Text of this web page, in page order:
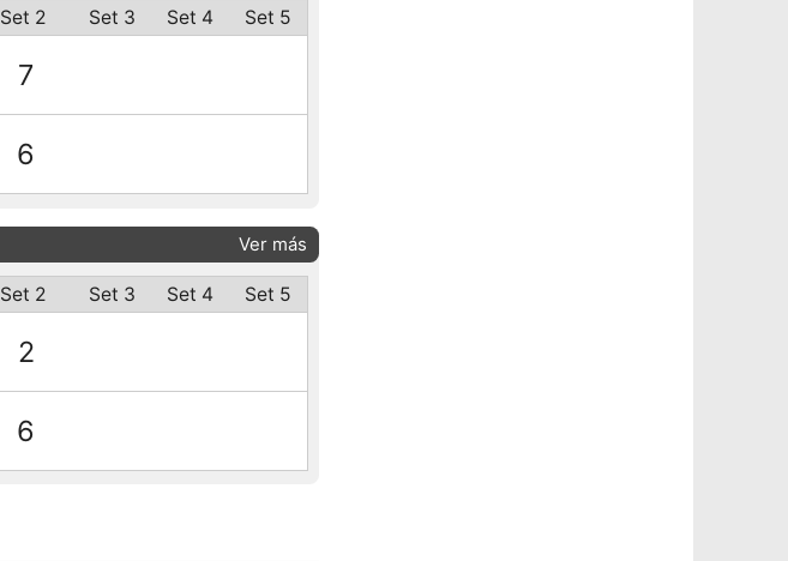
Set 2 Set 3 Set 4 Set 5
7
6
Ver más
Set 2 Set 3 Set 4 Set 5
2
6